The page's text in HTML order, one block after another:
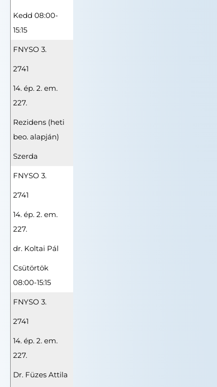
Kedd 08:00-
15:15
FNYSO 3.
2741
14. ép. 2. em.
227.
Rezidens (heti
beo. alapján)
Szerda
FNYSO 3.
2741
14. ép. 2. em.
227.
dr. Koltai Pál
Csütörtök
08:00-15:15
FNYSO 3.
2741
14. ép. 2. em.
227.
Dr. Füzes Attila